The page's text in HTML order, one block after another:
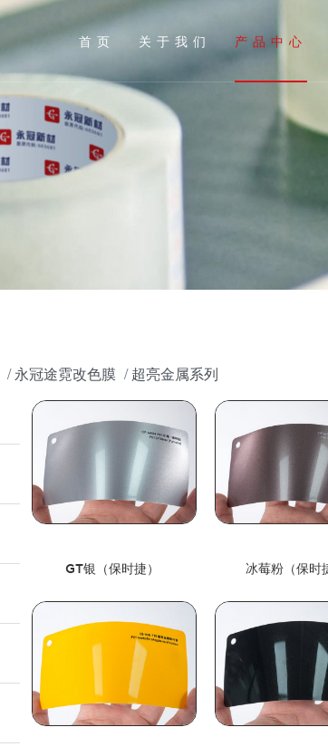
首页 关于我们 产品中心
永冠途霓改色膜
超亮金属系列
GT银（保时捷） 冰莓粉（保时